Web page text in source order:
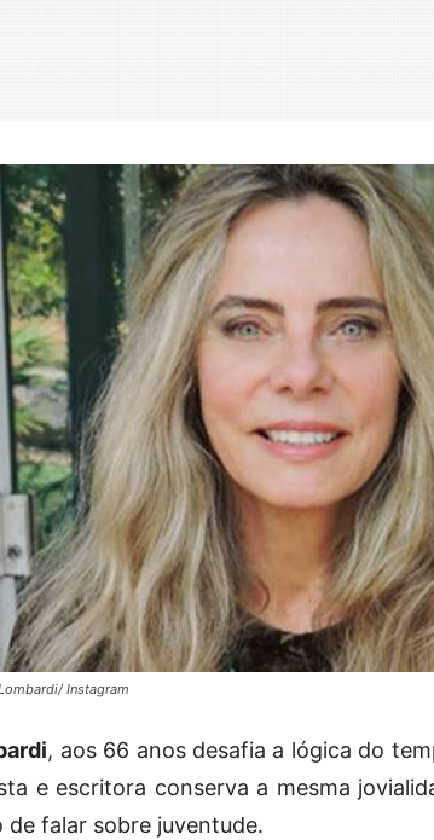
Instagram
, aos 66 anos desafia a lógica do
e escritora conserva a mesma
de falar sobre juventude.